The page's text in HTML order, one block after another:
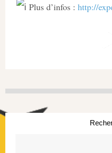
Plus d’infos :http://